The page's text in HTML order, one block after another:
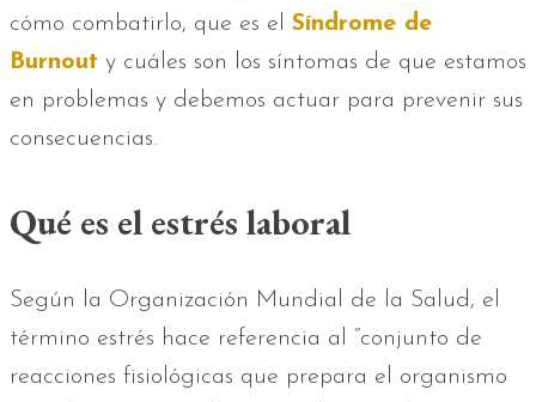
cómo combatirlo, que es el Síndrome de
Burnout y cuáles son los síntomas de que estamos
en problemas y debemos actuar para prevenir sus
consecuencias.
Qué es el estrés laboral
Según la Organización Mundial de la Salud, el
término estrés hace referencia al “conjunto de
reacciones fisiológicas que prepara el organismo